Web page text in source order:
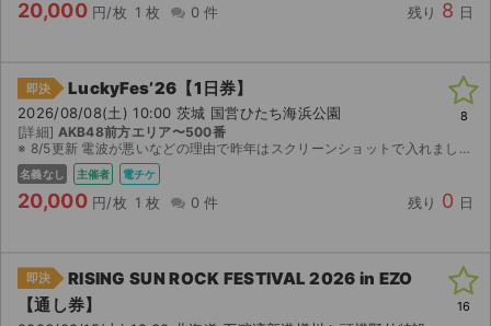
20,000 円/枚 1 枚 0 件 残り 8 日
即決 LuckyFes’26【1日券】
2026/08/08(土) 10:00 茨城 国営ひたち海浜公園
[詳細] AKB48前方エリア〜500番
※ 8/5更新 電波が悪いなどの理由で昨年はスクリーンショットで入れましたのでスクリーンショットでチケットをお送りします。 ログイン情報のお渡しなどはできません。 リスクご了承の上ご購入ください...
名義なし 主催者 電チケ
20,000 円/枚 1 枚 0 件 残り 0 日
8
即決
RISING SUN ROCK FESTIVAL 2026 in EZO
【通し券】
16